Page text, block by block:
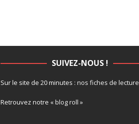
SUIVEZ-NOUS !
Sur le site de 20 minutes : nos fiches de lecture
Retrouvez notre « blog roll »